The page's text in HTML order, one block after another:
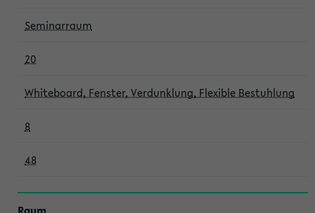
Seminarraum
20
Whiteboard, Fenster, Verdunklung, Flexible Bestuhlung
8
48